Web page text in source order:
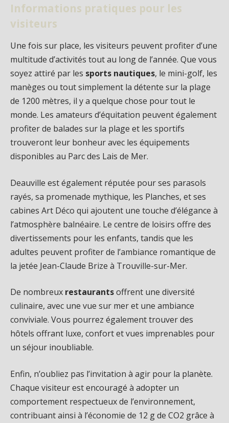
Informations pratiques pour les
visiteurs
Une fois sur place, les visiteurs peuvent profiter d’une
multitude d’activités tout au long de l’année. Que vous
soyez attiré par les sports nautiques, le mini-golf, les
manèges ou tout simplement la détente sur la plage
de 1200 mètres, il y a quelque chose pour tout le
monde. Les amateurs d’équitation peuvent également
profiter de balades sur la plage et les sportifs
trouveront leur bonheur avec les équipements
disponibles au Parc des Lais de Mer.
Deauville est également réputée pour ses parasols
rayés, sa promenade mythique, les Planches, et ses
cabines Art Déco qui ajoutent une touche d’élégance à
l’atmosphère balnéaire. Le centre de loisirs offre des
divertissements pour les enfants, tandis que les
adultes peuvent profiter de l’ambiance romantique de
la jetée Jean-Claude Brize à Trouville-sur-Mer.
De nombreux restaurantsoffrent une diversité
culinaire, avec une vue sur mer et une ambiance
conviviale. Vous pourrez également trouver des
hôtels offrant luxe, confort et vues imprenables pour
un séjour inoubliable.
Enfin, n’oubliez pas l’invitation à agir pour la planète.
Chaque visiteur est encouragé à adopter un
comportement respectueux de l’environnement,
contribuant ainsi à l’économie de 12 g de CO2 grâce à